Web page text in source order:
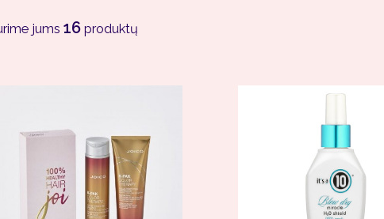
jums 16 produktų